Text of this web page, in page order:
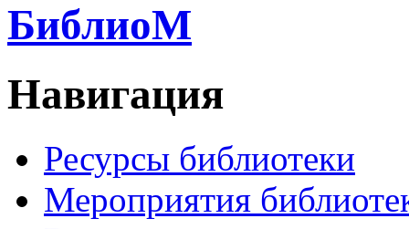
БиблиоМ
Навигация
Ресурсы библиотеки
Мероприятия